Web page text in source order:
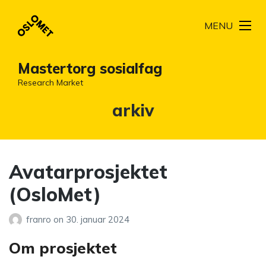
Mastertorg sosialfag
Research Market
MENU
Kategori:
arkiv
Avatarprosjektet
(OsloMet)
franro on 30. januar 2024
Om prosjektet